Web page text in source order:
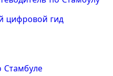
цифровой гид
Стамбуле